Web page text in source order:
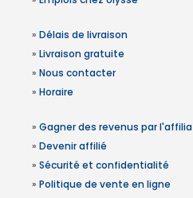
» Délais de livraison
» Livraison gratuite
» Nous contacter
» Horaire
» Gagner des revenus par
» Devenir affilié
» Sécurité et confidentialité
» Politique de vente en ligne